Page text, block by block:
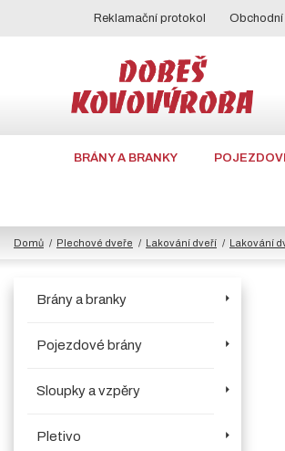
Reklamační protokol
BRÁNY A BRANKY
Domů Plechové dveře Lakování dveří Lakování
Brány a branky
Pojezdové brány
Sloupky a vzpěry
Pletivo